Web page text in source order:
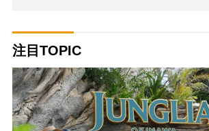
注目TOPIC